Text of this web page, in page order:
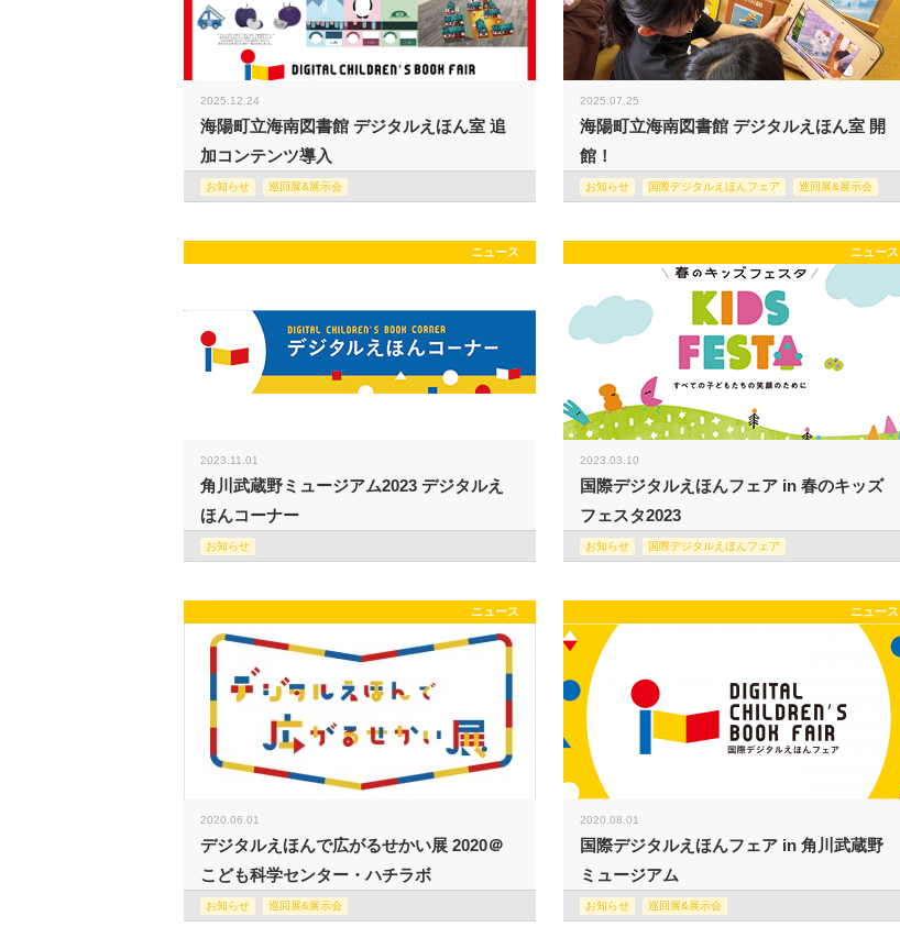
2025.12.24
海陽町立海南図書館 デジタルえほん室 追
加コンテンツ導入
お知らせ 巡回展&展示会
2025.07.25
海陽町立海南図書館 デジタルえほん室 開
館！
お知らせ 国際デジタルえほんフェア 巡回展&展示会
ニュース
2023.11.01
角川武蔵野ミュージアム2023 デジタルえ
ほんコーナー
お知らせ
ニュース
2023.03.10
国際デジタルえほんフェア in 春のキッズ
フェスタ2023
お知らせ 国際デジタルえほんフェア
ニュース
2020.06.01
デジタルえほんで広がるせかい展 2020＠
こども科学センター・ハチラボ
お知らせ 巡回展&展示会
ニュース
2020.08.01
国際デジタルえほんフェア in 角川武蔵野
ミュージアム
お知らせ 巡回展&展示会